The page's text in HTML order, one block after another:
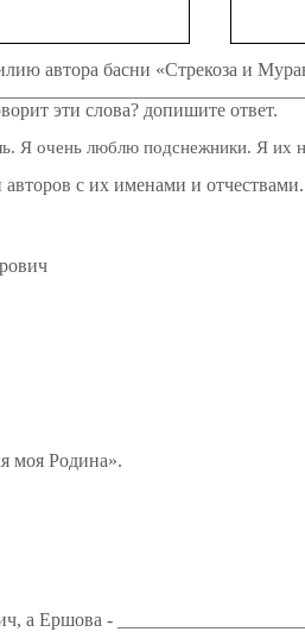
автора басни «Стрекоза и
эти слова? допишите ответ.
Я очень люблю подснежники. Я их
с их именами и отчествами.
моя Родина».
а Ершова -